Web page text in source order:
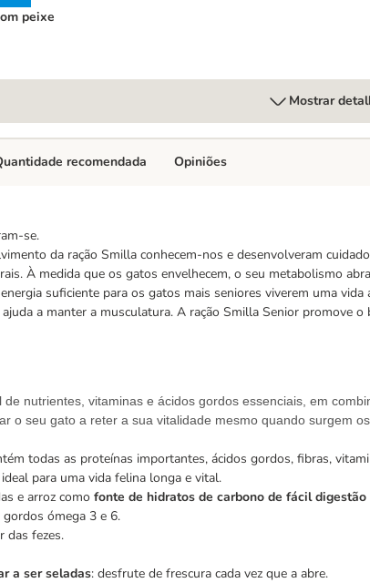
peixe
Mostrar
se.
da ração Smilla conhecem-nos e desenvolveram
À medida que os gatos envelhecem, o seu metabolismo
suficiente para os gatos mais seniores viverem uma vida
a manter a musculatura. A ração Smilla Senior promove o
de nutrientes, vitaminas e ácidos gordos essenciais, em
o seu gato a reter a sua vitalidade mesmo quando surgem
todas as proteínas importantes, ácidos gordos, fibras,
para uma vida felina longa e vital.
e arroz como fonte de hidratos de carbono de fácil digestão
ómega 3 e 6.
das fezes.
a ser seladas: desfrute de frescura cada vez que a abre.
recomendada Opiniões